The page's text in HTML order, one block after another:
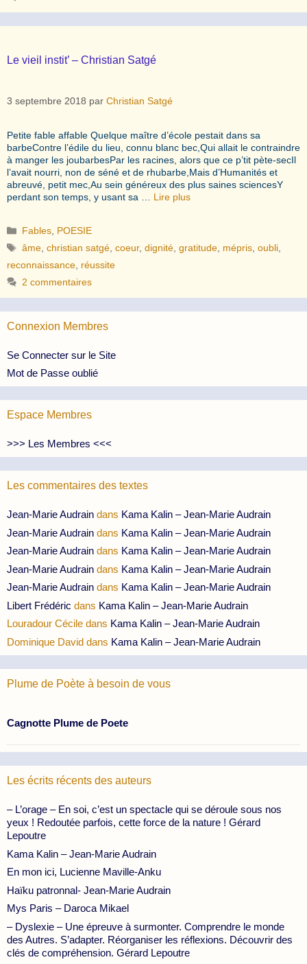
Le vieil instit’ – Christian Satgé
3 septembre 2018 par Christian Satgé
Petite fable affable Quelque maître d’école pestait dans sa
barbeContre l’édile du lieu, connu blanc bec,Qui allait le contraindre
à manger les joubarbesPar les racines, alors que ce p’tit pète-secIl
l’avait nourri, non de séné et de rhubarbe,Mais d’Humanités et
abreuvé, petit mec,Au sein généreux des plus saines sciencesY
perdant son temps, y usant sa … Lire plus
Catégories
Fables POESIE
Étiquettes
âme ,christian satgé ,coeur,dignité ,gratitude mépris ,oubli
reconnaissance réussite
2 commentaires
Connexion Membres
Se Connecter sur le Site
Mot de Passe oublié
Espace Membres
>>> Les Membres <<<
Les commentaires des textes
Jean-Marie Audrain dans Kama Kalin – Jean-Marie Audrain
Jean-Marie Audrain dans Kama Kalin – Jean-Marie Audrain
Jean-Marie Audrain dans Kama Kalin – Jean-Marie Audrain
Jean-Marie Audrain dans Kama Kalin – Jean-Marie Audrain
Jean-Marie Audrain dans Kama Kalin – Jean-Marie Audrain
Libert Frédéric dans Kama Kalin – Jean-Marie Audrain
Louradour Cécile dans Kama Kalin – Jean-Marie Audrain
Dominique David dans Kama Kalin – Jean-Marie Audrain
Plume de Poète à besoin de vous
Cagnotte Plume de Poete
Les écrits récents des auteurs
– L’orage – En soi, c’est un spectacle qui se déroule sous nos
yeux ! Redoutée parfois, cette force de la nature ! Gérard
Lepoutre
Kama Kalin – Jean-Marie Audrain
En mon ici, Lucienne Maville-Anku
Haïku patronnal- Jean-Marie Audrain
Mys Paris – Daroca Mikael
– Dyslexie – Une épreuve à surmonter. Comprendre le monde
des Autres. S’adapter. Réorganiser les réflexions. Découvrir des
clés de compréhension. Gérard Lepoutre